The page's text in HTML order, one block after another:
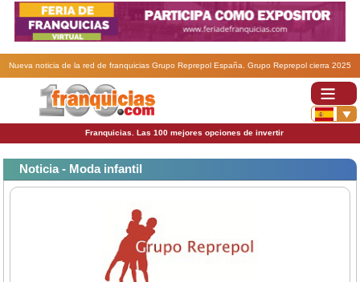
Nueva noticia de la red de franquicias Grupo Reprepol España. Grupo Reprepol cierra 2025
como un año clave de crecimiento, consolidación y diversificación empresarial.
Franquicias. Las 100 mejores opciones de invertir
Noticia - Moda infantil